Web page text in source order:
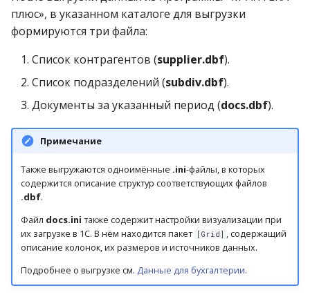
плюс», в указанном каталоге для выгрузки
формируются три файла:
Список контрагентов (supplier.dbf).
Список подразделений (subdiv.dbf).
Документы за указанный период (docs.dbf).
Примечание
Также выгружаются одноимённые .ini-файлы, в которых
содержится описание структур соответствующих файлов
.dbf.
Файл docs.ini также содержит настройки визуализации при
их загрузке в 1С. В нём находится пакет [Grid] , содержащий
описание колонок, их размеров и источников данных.
Подробнее о выгрузке см. Данные для бухгалтерии.